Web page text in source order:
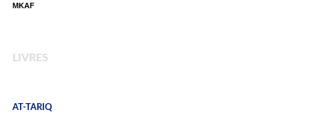
MKAF
LIVRES
AT-TARIQ